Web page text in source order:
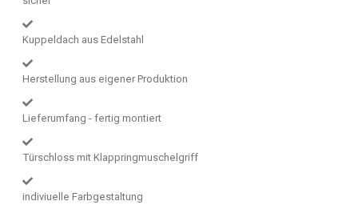
Kuppeldach aus Edelstahl
Herstellung aus eigener Produktion
Lieferumfang - fertig montiert
Türschloss mit Klappringmuschelgriff
indiviuelle Farbgestaltung